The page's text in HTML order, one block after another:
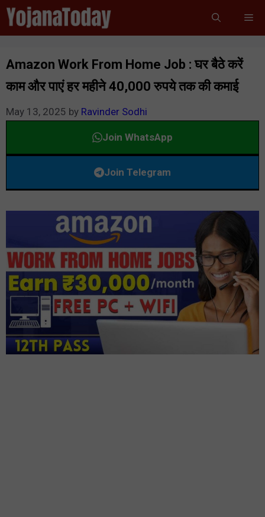
Skip
to
content
Amazon Work From Home Job : घर बैठे करें
काम और पाएं हर महीने 40,000 रुपये तक की कमाई
May 13, 2025 by Ravinder Sodhi
Join WhatsApp
Join Telegram